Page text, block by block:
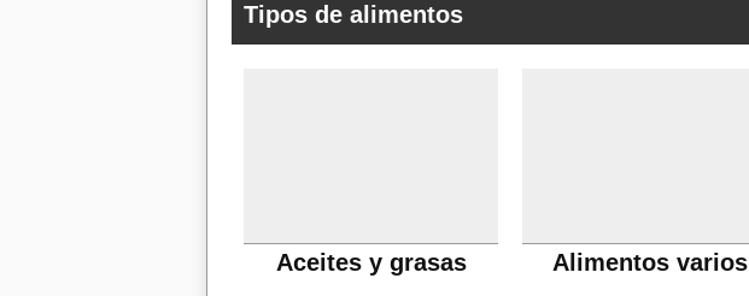
Tipos de alimentos
Aceites y grasas Alimentos varios